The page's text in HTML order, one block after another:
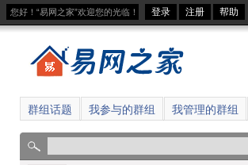
您好！“易网之家”欢迎您的光临！ 登录 注册 帮助
群组话题 我参与的群组 我管理的群组